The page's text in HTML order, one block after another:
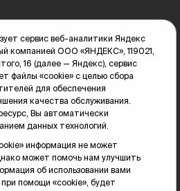
сервис веб-аналитики Яндекс
компанией ООО «ЯНДЕКС», 119021,
16 (далее — Яндекс), сервис
файлы «cookie» с целью сбора
для обеспечения
качества обслуживания.
Вы автоматически
данных технологий.
информация не может
может помочь нам улучшить
об использовании вами
помощи «cookie», будет